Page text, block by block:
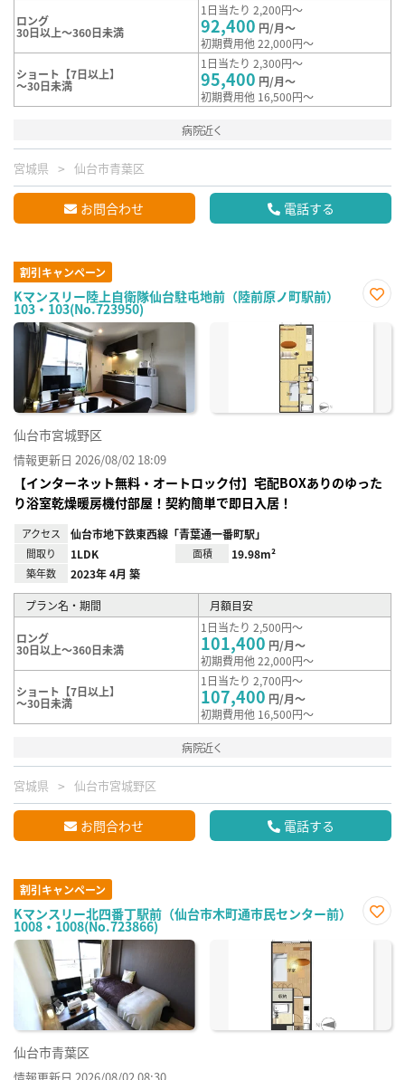
ロング
30日以上～360日未満
1日当たり 2,200円～
92,400 円/月～
初期費用他 22,000円～
ショート【7日以上】
～30日未満
1日当たり 2,300円～
95,400 円/月～
初期費用他 16,500円～
病院近く
宮城県 仙台市青葉区
お問合わせ 電話する
割引キャンペーン
Kマンスリー陸上自衛隊仙台駐屯地前（陸前原ノ町駅前）
103・103(No.723950)
に入
仙台市宮城野区
情報更新日 2026/08/02 18:09
【インターネット無料・オートロック付】宅配BOXありのゆった
り浴室乾燥暖房機付部屋！契約簡単で即日入居！
アクセス 仙台市地下鉄東西線「青葉通一番町駅」
間取り 1LDK 面積 19.98m²
築年数 2023年 4月 築
プラン名・期間 月額目安
ロング
30日以上～360日未満
1日当たり 2,500円～
101,400 円/月～
初期費用他 22,000円～
ショート【7日以上】
～30日未満
1日当たり 2,700円～
107,400 円/月～
初期費用他 16,500円～
病院近く
宮城県 仙台市宮城野区
お問合わせ 電話する
割引キャンペーン
Kマンスリー北四番丁駅前（仙台市木町通市民センター前）
1008・1008(No.723866)
に入
仙台市青葉区